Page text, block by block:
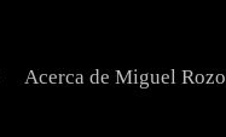
Acerca de Miguel Rozo